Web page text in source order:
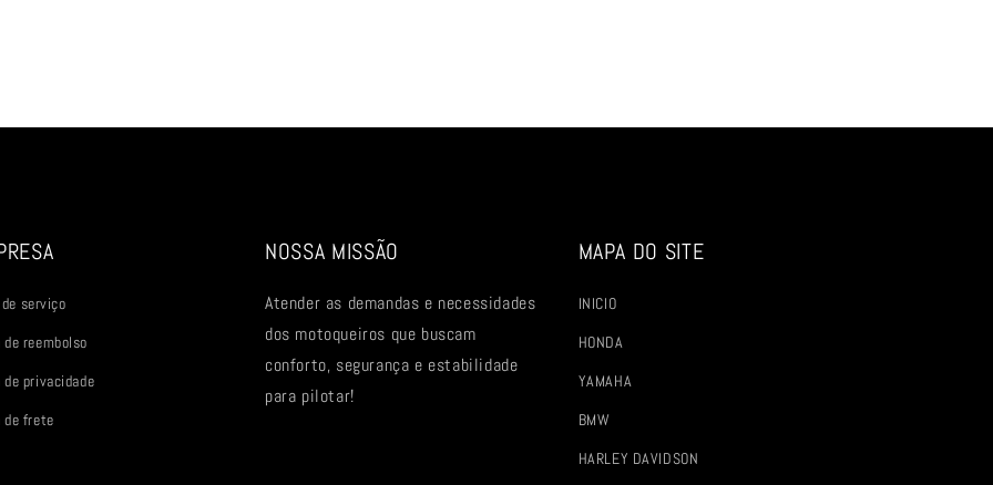
serviço
reembolso
privacidade
de frete
NOSSA MISSÃO
Atender as demandas e necessidades
dos motoqueiros que buscam
conforto, segurança e estabilidade
para pilotar!
MAPA DO SITE
INICIO
HONDA
YAMAHA
BMW
HARLEY DAVIDSON